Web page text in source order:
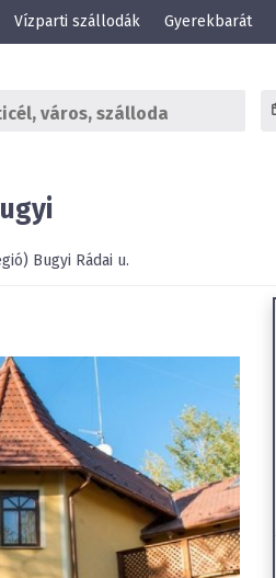
Vízparti szállodák Gyerekbarát
Bugyi Rádai u.